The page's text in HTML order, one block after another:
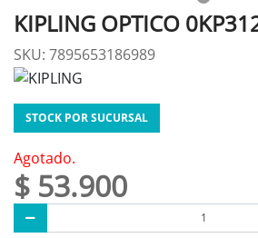
KIPLING OPTICO
SKU: 7895653186989
STOCK POR SUCURSAL
Agotado.
$ 53.900